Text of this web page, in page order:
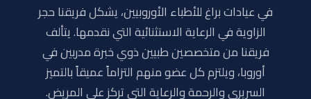
في عيادات براغ للأطباء الأوروبيين، يشكل فريقنا حجر
الزاوية في الرعاية الاستثنائية التي نقدمها. يتألف
فريقنا من متخصصين طبيين ذوي خبرة مدربين في
أوروبا، ويلتزم كل عضو منهم التزاماً عميقاً بالتميز
السريري والرحمة والرعاية التي تركز على المريض.